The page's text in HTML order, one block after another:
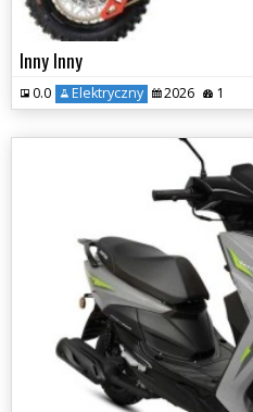
Inny Inny
0.0 Elektryczny 2026 1